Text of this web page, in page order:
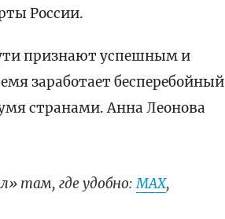
России.
признают успешным и
заработает бесперебойный
странами. Анна Леонова
там, где удобно:МАХ,